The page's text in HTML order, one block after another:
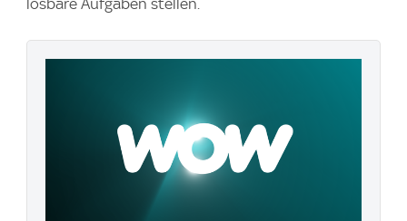
lösbare Aufgaben stellen.